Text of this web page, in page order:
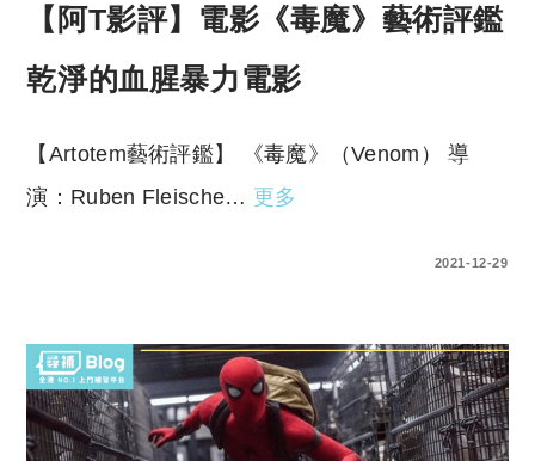
【阿T影評】電影《毒魔》藝術評鑑
乾淨的血腥暴力電影
【Artotem藝術評鑑】 《毒魔》（Venom） 導
演：Ruben Fleische… 更多
2021-12-29